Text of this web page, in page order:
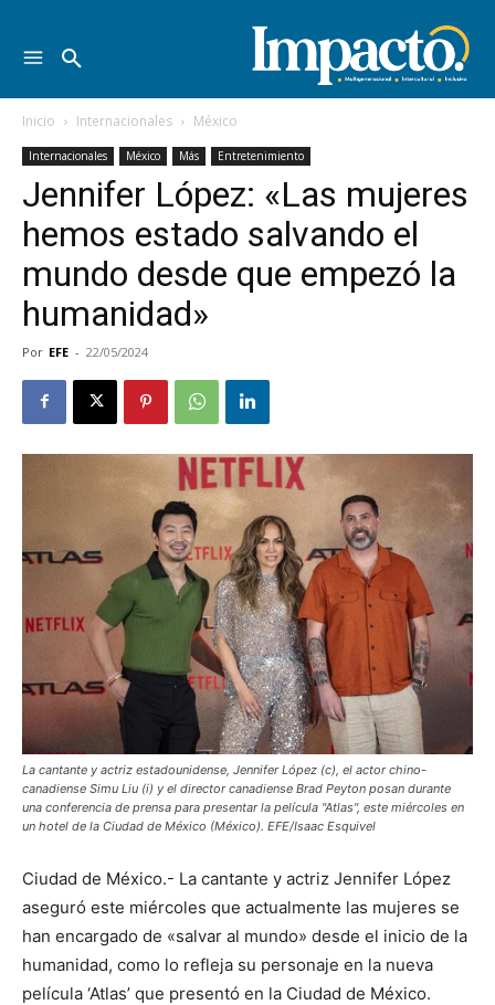
Inicio Internacionales México
Internacionales México Más Entretenimiento
Jennifer López: «Las mujeres
hemos estado salvando el
mundo desde que empezó la
humanidad»
Por EFE - 22/05/2024
La cantante y actriz estadounidense, Jennifer López (c), el actor chino-
canadiense Simu Liu (i) y el director canadiense Brad Peyton posan durante
una conferencia de prensa para presentar la película "Atlas", este miércoles en
un hotel de la Ciudad de México (México). EFE/Isaac Esquivel
Ciudad de México.- La cantante y actriz Jennifer López
aseguró este miércoles que actualmente las mujeres se
han encargado de «salvar al mundo» desde el inicio de la
humanidad, como lo refleja su personaje en la nueva
película ‘Atlas’ que presentó en la Ciudad de México.